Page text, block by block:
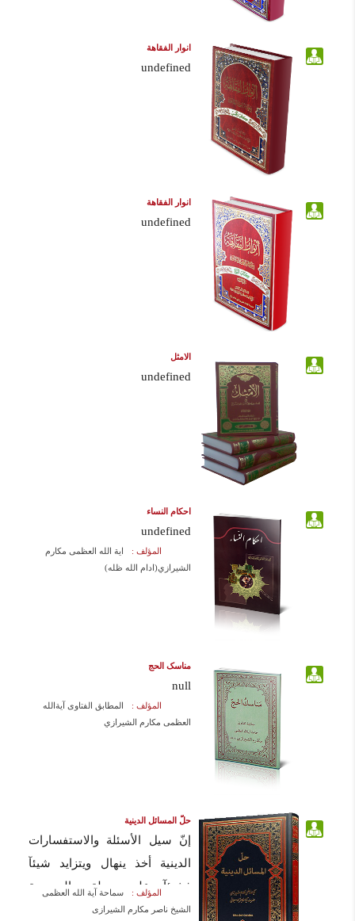
انوار الفقاهة
undefined
انوار الفقاهة
undefined
الامثل
undefined
احكام النساء
undefined
المؤلف :
اية الله العظمى مكارم
الشيرازي(ادام الله ظله)
مناسک الحج
null
المؤلف :
المطابق الفتاوى آيةالله
العظمى مكارم الشيرازي
حلّ المسائل الدینية
إنّ سيل الأسئلة والاستفسارات
الدينية أخذ ينهال ويتزايد شيئآ
فشيئآ على مجلة «المدرسة
الإسلامية» منذ انطلاقتها؛ ولما
المؤلف :
سماحة آیة الله العظمى
الشیخ ناصر مکارم الشیرازی